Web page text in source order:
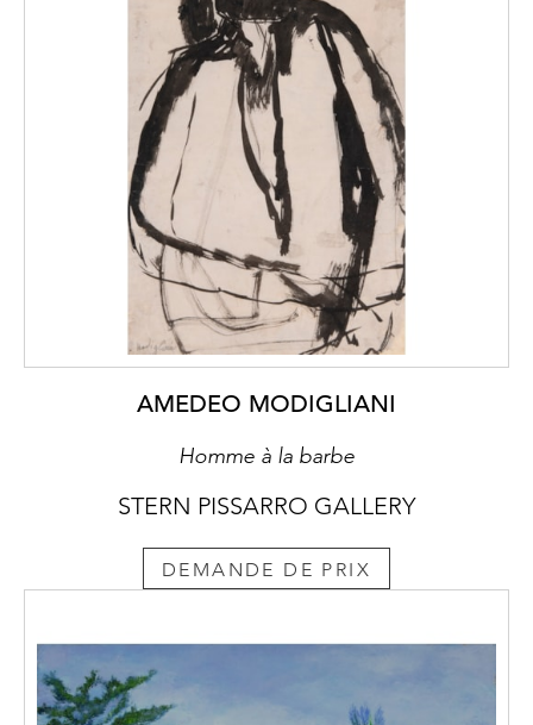
AMEDEO MODIGLIANI
Homme à la barbe
STERN PISSARRO GALLERY
DEMANDE DE PRIX